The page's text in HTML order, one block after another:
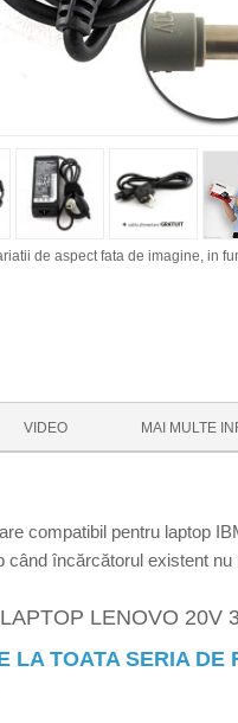
de aspect fata de imagine, in
VIDEO MAI MULTE
compatibil pentru laptop
când încărcătorul existent
LENOVO 20V
LA TOATA SERIA